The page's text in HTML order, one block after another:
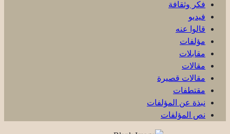
فكر وثقافة
فيديو
قالوا عنه
مؤلفات
مقابلات
مقالات
مقالات قصيرة
مقتطفات
نبذة عن المؤلفات
نص المؤلفات